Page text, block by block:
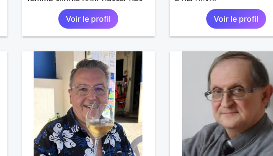
moments agréables :discuter,
voyager, visiter d’autres pays
sans prise de tête.
Voir le profil
Voir le profil